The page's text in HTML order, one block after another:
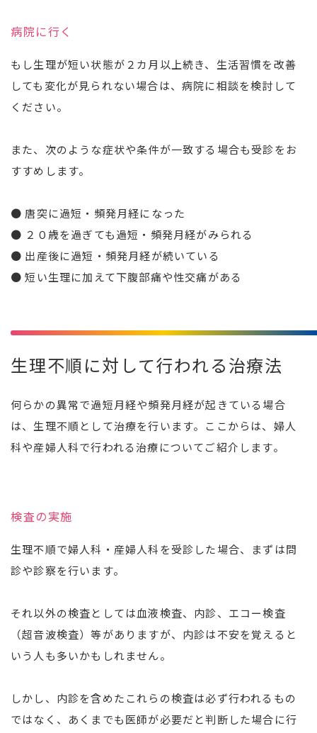
病院に行く
もし生理が短い状態が２カ月以上続き、生活習慣を改善
しても変化が見られない場合は、病院に相談を検討して
ください。
また、次のような症状や条件が一致する場合も受診をお
すすめします。
● 唐突に過短・頻発月経になった
● ２０歳を過ぎても過短・頻発月経がみられる
● 出産後に過短・頻発月経が続いている
● 短い生理に加えて下腹部痛や性交痛がある
生理不順に対して行われる治療法
何らかの異常で過短月経や頻発月経が起きている場合
は、生理不順として治療を行います。ここからは、婦人
科や産婦人科で行われる治療についてご紹介します。
検査の実施
生理不順で婦人科・産婦人科を受診した場合、まずは問
診や診察を行います。
それ以外の検査としては血液検査、内診、エコー検査
（超音波検査）等がありますが、内診は不安を覚えると
いう人も多いかもしれません。
しかし、内診を含めたこれらの検査は必ず行われるもの
ではなく、あくまでも医師が必要だと判断した場合に行